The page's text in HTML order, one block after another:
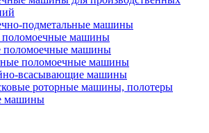
подметальные машины
поломоечные машины
поломоечные машины
поломоечные машины
всасывающие машины
роторные машины, полотеры
машины